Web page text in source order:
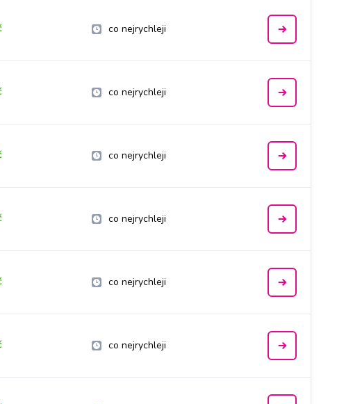
co nejrychleji
co nejrychleji
co nejrychleji
co nejrychleji
co nejrychleji
co nejrychleji